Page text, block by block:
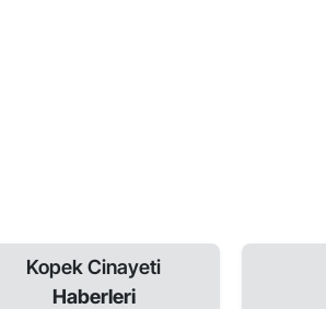
Kopek Cinayeti
Haberleri